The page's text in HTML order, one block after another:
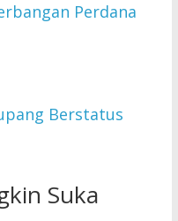
Perdana
Berstatus
Suka